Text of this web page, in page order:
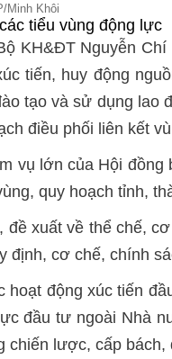
Minh Khôi
tiểu vùng động lực
KH&ĐT Nguyễn
tiến, huy động
tạo và sử dụng lao
điều phối liên kết
vụ lớn của Hội
quy hoạch tỉnh,
đề xuất về thể chế,
định, cơ chế, chính
hoạt động xúc tiến
đầu tư ngoài Nhà
chiến lược, cấp bách,